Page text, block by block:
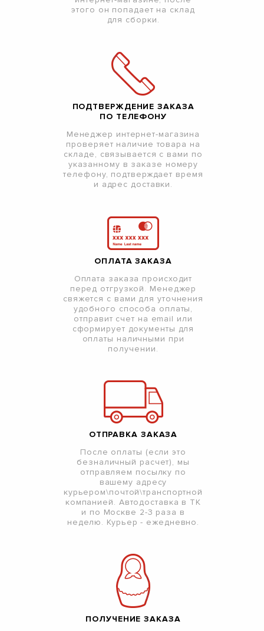
этого он попадает на склад
для сборки.
ПОДТВЕРЖДЕНИЕ ЗАКАЗА
ПО ТЕЛЕФОНУ
Менеджер интернет-магазина
проверяет наличие товара на
складе, связывается с вами по
указанному в заказе номеру
телефону, подтверждает время
и адрес доставки.
ОПЛАТА ЗАКАЗА
Оплата заказа происходит
перед отгрузкой. Менеджер
свяжется с вами для уточнения
удобного способа оплаты,
отправит счет на email или
сформирует документы для
оплаты наличными при
получении.
ОТПРАВКА ЗАКАЗА
После оплаты (если это
безналичный расчет), мы
отправляем посылку по
вашему адресу
курьером\почтой\транспортной
компанией. Автодоставка в ТК
и по Москве 2-3 раза в
неделю. Курьер - ежедневно.
ПОЛУЧЕНИЕ ЗАКАЗА